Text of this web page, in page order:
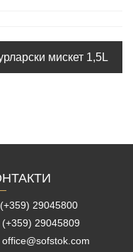
мискет 1,5L
(+359) 29045800
(+359) 29045809
office@sofstok.com